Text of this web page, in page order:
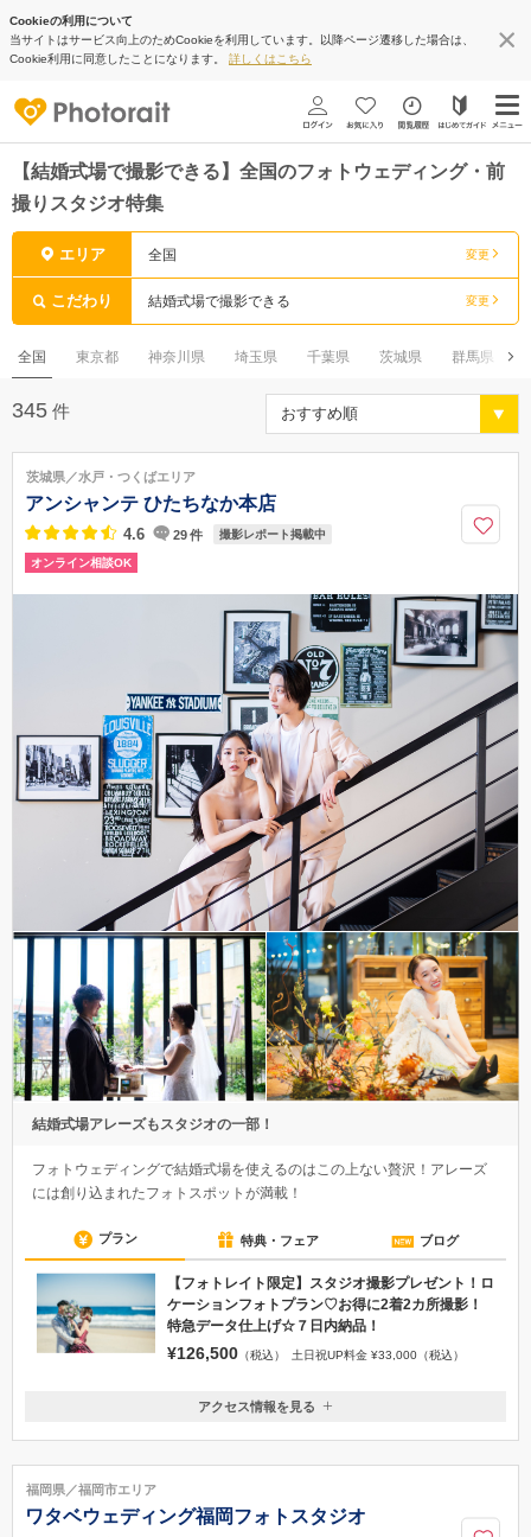
Cookieの利用について
当サイトはサービス向上のためCookieを利用しています。以降ページ遷移した場合は、
Cookie利用に同意したことになります。 詳しくはこちら
【結婚式場で撮影できる】全国のフォトウェディング・前
撮りスタジオ特集
エリア 全国 変更
こだわり 結婚式場で撮影できる 変更
全国 東京都 神奈川県 埼玉県 千葉県 茨城県 群馬県
345 件
茨城県／水戸・つくばエリア
アンシャンテ ひたちなか本店
4.6 29件 撮影レポート掲載中
オンライン相談OK
結婚式場アレーズもスタジオの一部！
フォトウェディングで結婚式場を使えるのはこの上ない贅沢！アレーズ
には創り込まれたフォトスポットが満載！
プラン 特典・フェア ブログ
【フォトレイト限定】スタジオ撮影プレゼント！ロ
ケーションフォトプラン♡お得に2着2カ所撮影！
特急データ仕上げ☆７日内納品！
¥126,500 （税込） 土日祝UP料金 ¥33,000（税込）
茨城県ひたちなか市東大島4-2-12
029-354-6432
アクセス情報を見る
福岡県／福岡市エリア
ワタベウェディング福岡フォトスタジオ